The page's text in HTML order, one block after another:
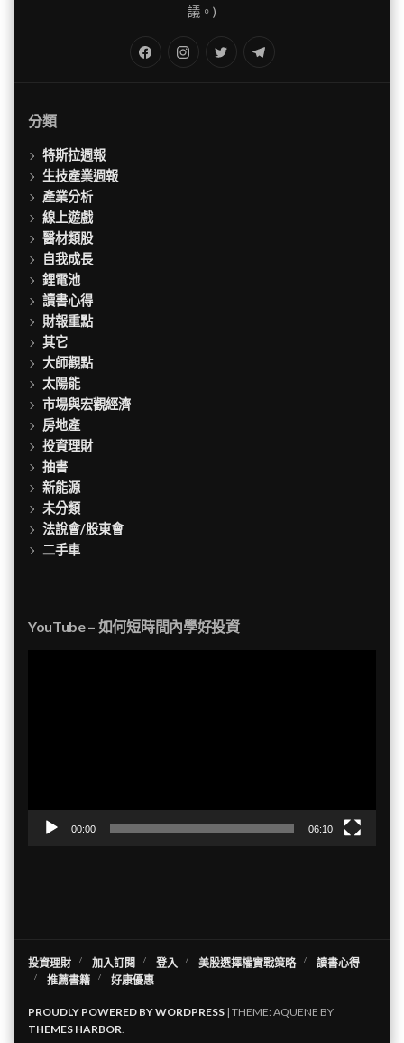
議。)
Twitter
分類
特斯拉週報
生技產業週報
產業分析
線上遊戲
醫材類股
自我成長
鋰電池
讀書心得
財報重點
其它
大師觀點
太陽能
市場與宏觀經濟
房地產
投資理財
抽書
新能源
未分類
法說會/股東會
二手車
YouTube – 如何短時間內學好投資
00:00 06:10
投資理財 加入訂閱 登入 美股選擇權實戰策略
讀書心得
推薦書籍
好康優惠
PROUDLY POWERED BY WORDPRESS | THEME: AQUENE BY
THEMES HARBOR.